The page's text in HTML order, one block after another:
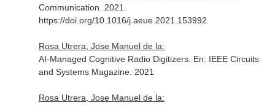
Communication . 2021.
https://doi.org/10.1016/j.aeue.2021.153992
Rosa Utrera, Jose Manuel de la:
AI-Managed Cognitive Radio Digitizers. En: IEEE Circuits
and Systems Magazine. 2021
Rosa Utrera, Jose Manuel de la: